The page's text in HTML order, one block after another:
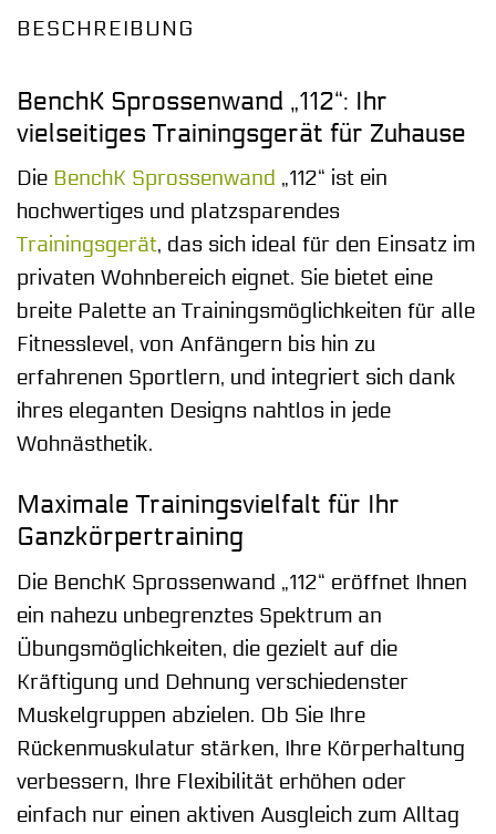
BESCHREIBUNG
BenchK Sprossenwand „112“: Ihr
vielseitiges Trainingsgerät für Zuhause
Die BenchK Sprossenwand „112“ ist ein
hochwertiges und platzsparendes
Trainingsgerät, das sich ideal für den Einsatz im
privaten Wohnbereich eignet. Sie bietet eine
breite Palette an Trainingsmöglichkeiten für alle
Fitnesslevel, von Anfängern bis hin zu
erfahrenen Sportlern, und integriert sich dank
ihres eleganten Designs nahtlos in jede
Wohnästhetik.
Maximale Trainingsvielfalt für Ihr
Ganzkörpertraining
Die BenchK Sprossenwand „112“ eröffnet Ihnen
ein nahezu unbegrenztes Spektrum an
Übungsmöglichkeiten, die gezielt auf die
Kräftigung und Dehnung verschiedenster
Muskelgruppen abzielen. Ob Sie Ihre
Rückenmuskulatur stärken, Ihre Körperhaltung
verbessern, Ihre Flexibilität erhöhen oder
einfach nur einen aktiven Ausgleich zum Alltag